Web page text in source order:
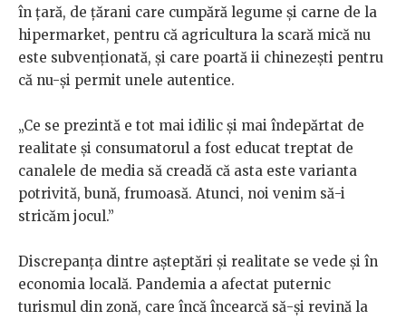
în țară, de țărani care cumpără legume și carne de la
hipermarket, pentru că agricultura la scară mică nu
este subvenționată, și care poartă ii chinezești pentru
că nu-și permit unele autentice.
„Ce se prezintă e tot mai idilic și mai îndepărtat de
realitate și consumatorul a fost educat treptat de
canalele de media să creadă că asta este varianta
potrivită, bună, frumoasă. Atunci, noi venim să-i
stricăm jocul.”
Discrepanța dintre așteptări și realitate se vede și în
economia locală. Pandemia a afectat puternic
turismul din zonă, care încă încearcă să-și revină la